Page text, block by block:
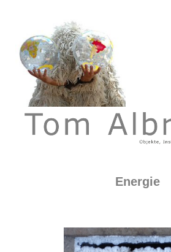
Tom Albrecht
Energie